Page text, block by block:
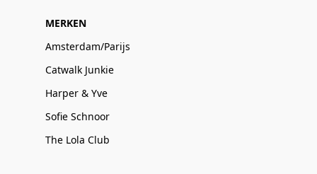
MERKEN
Amsterdam/Parijs
Catwalk Junkie
Harper & Yve
Sofie Schnoor
The Lola Club